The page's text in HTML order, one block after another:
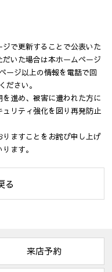
で更新することで公表いた
いた場合は本ホームページ
ージ以上の情報を電話で回
ださい。
進め、被害に遭われた方に
リティ強化を図り再発防止
ますことをお詫び申し上げ
ます。
る
来店予約